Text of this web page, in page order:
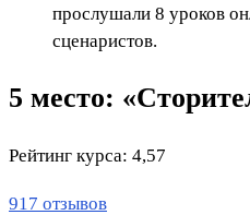
прослушали 8 уроков
сценаристов.
5 место:
Рейтинг курса: 4,57
917 отзывов